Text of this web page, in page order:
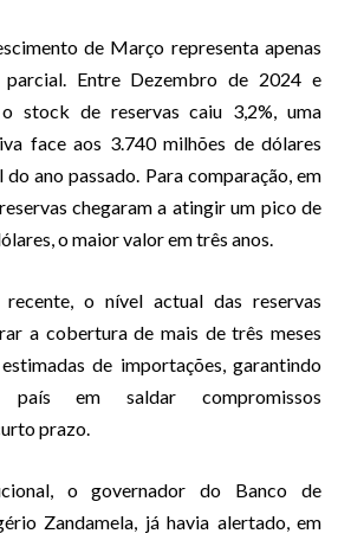
de Março representa apenas
parcial. Entre Dezembro de 2024 e
stock de reservas caiu 3,2%, uma
face aos 3.740 milhões de dólares
ano passado. Para comparação, em
chegaram a atingir um pico de
o maior valor em três anos.
o nível actual das reservas
a cobertura de mais de três meses
de importações, garantindo
país em saldar compromissos
prazo.
o governador do Banco de
Zandamela, já havia alertado, em